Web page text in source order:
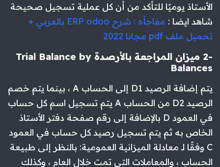
الأستاذ يوميًا للتأكد من أن كل عملية تسجيل صحيحة
شاهد ايضا :
مفاجأه : شرح ERP odoo بالعربي +
تحميل ملف pdf مجانا 2022
-2 ميزان المراجعة بالأرصدة Trial Balance by
Balances
يتم إضافة الرصيد D1 إلى الحساب A ، بينما يتم خصم
الرصيد D2 من الحساب A يتم تسجيل اسم كل حساب
في العمود D بالإضافة إلى رقم صفحة دفتر الأستاذ
الخاص به ثم يتم تسجيل رصيد كل حساب في العمود
C وفقًا لـ معادلة الميزانية العمومية: بالنظر إلى طبيعة
الحساب ، والمعاملات التي تمت خلال العام ، وكذلك